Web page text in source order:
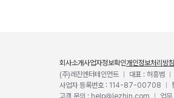
회사소개사업자정보확인개인정보처리방침
(주)레진엔터테인먼트
대표 : 허흥범
사업자 등록번호 : 114-87-00708
고객 문의 : help@lezhin.com
업